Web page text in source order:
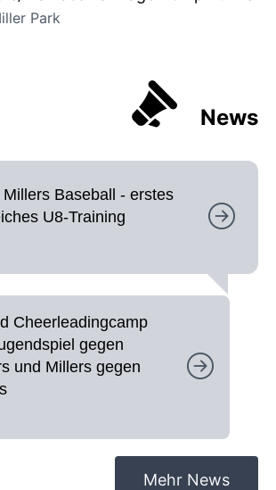
Park
News
Millers Baseball - erstes
U8-Training
Cheerleadingcamp
gegen
und Millers gegen
Mehr News